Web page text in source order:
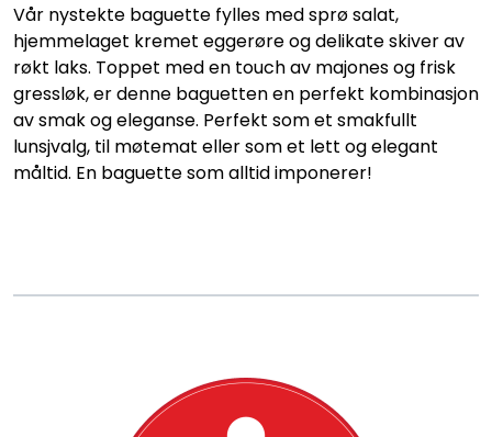
Vår nystekte baguette fylles med sprø salat,
hjemmelaget kremet eggerøre og delikate skiver av
røkt laks. Toppet med en touch av majones og frisk
gressløk, er denne baguetten en perfekt kombinasjon
av smak og eleganse. Perfekt som et smakfullt
lunsjvalg, til møtemat eller som et lett og elegant
måltid. En baguette som alltid imponerer!
Påsmurt
Konditori
Tapas